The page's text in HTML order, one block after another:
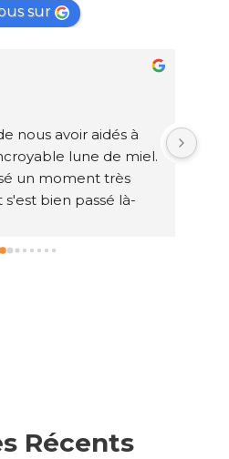
sur
nous avoir aidés à
lune de miel.
un moment très
bien passé là-
voyage. Au départ,
du voyage
Récents